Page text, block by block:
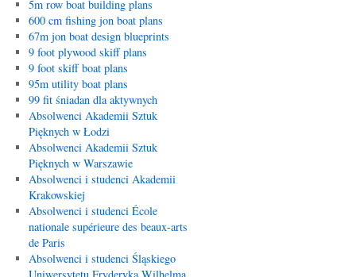
5m row boat building plans
600 cm fishing jon boat plans
67m jon boat design blueprints
9 foot plywood skiff plans
9 foot skiff boat plans
95m utility boat plans
99 fit śniadan dla aktywnych
Absolwenci Akademii Sztuk
Pięknych w Łodzi
Absolwenci Akademii Sztuk
Pięknych w Warszawie
Absolwenci i studenci Akademii
Krakowskiej
Absolwenci i studenci École
nationale supérieure des beaux-arts
de Paris
Absolwenci i studenci Śląskiego